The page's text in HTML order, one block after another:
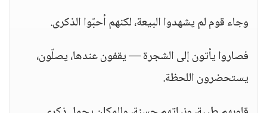
وجاء قوم لم يشهدوا البيعة، لكنهم أحبّوا الذكرى.
فصاروا يأتون إلى الشجرة — يقفون عندها، يصلّون،
يستحضرون اللحظة.